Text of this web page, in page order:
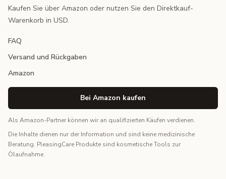
Kaufen Sie über Amazon oder nutzen Sie den Direktkauf-
Warenkorb in USD.
FAQ
Versand und Rückgaben
Amazon
Bei Amazon kaufen
Als Amazon-Partner können wir an qualifizierten Käufen verdienen.
Die Inhalte dienen nur der Information und sind keine medizinische
Beratung. PleasingCare Produkte sind kosmetische Tools zur
Ölaufnahme.